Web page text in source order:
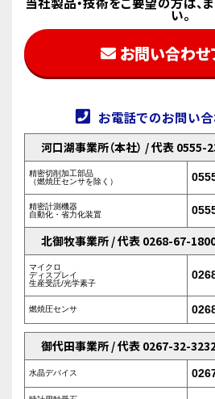
い。
お問い合わせ
お電話でのお問い合
河口湖事業所（本社） / 代表 0555-
精密切削加工部品
（燃焼圧センサを除く）
精密計測機器
自動化・省力化装置
北御牧事業所 / 代表 0268-67-
マイクロ
ディスプレイ
生産受託/光学素子
燃焼圧センサ
御代田事業所 / 代表 0267-32-
水晶デバイス